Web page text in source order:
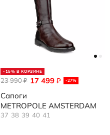
-15% В КОРЗИНЕ
17 499 ₽ -27%
23 990₽
Сапоги
METROPOLE AMSTERDAM
37 38 39 40 41